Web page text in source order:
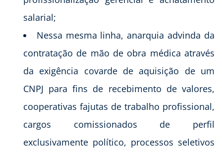
salarial;
Nessa mesma linha, anarquia advinda da
contratação de mão de obra médica através
da exigência covarde de aquisição de um
CNPJ para fins de recebimento de valores,
cooperativas fajutas de trabalho profissional,
cargos comissionados de perfil
exclusivamente político, processos seletivos